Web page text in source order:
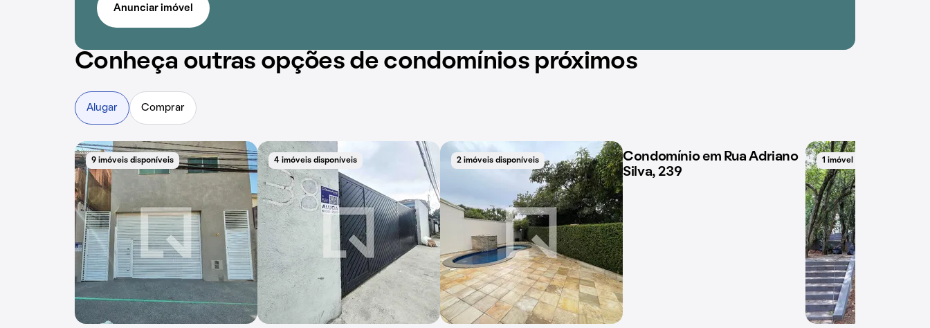
Anunciar imóvel
Conheça outras opções de condomínios próximos
Alugar Comprar
9 imóveis disponíveis 4 imóveis disponíveis 2 imóveis disponíveis 1 imóvel disponível
Condomínio em Rua Adriano
Silva, 239
1 imóvel disponível